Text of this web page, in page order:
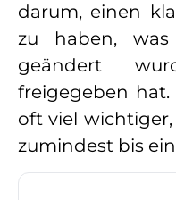
darum, einen
zu haben,
geändert
freigegeben
oft viel
zumindest bis